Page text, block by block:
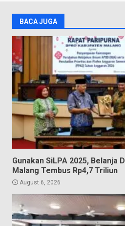
BACA JUGA
Gunakan SiLPA 2025, Belanja
Malang Tembus Rp4,7 Triliun
August 6, 2026